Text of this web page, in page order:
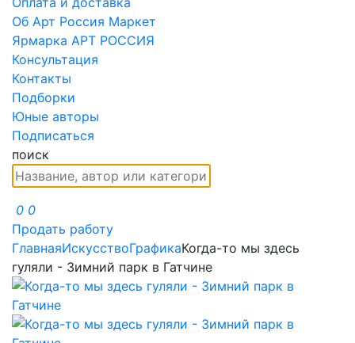
Об Арт Россия Маркет
Ярмарка АРТ РОССИЯ
Консультация
Контакты
Подборки
Юные авторы
Подписаться
поиск
0 0
Продать работу
ГлавнаяИскусствоГрафикаКогда-то мы здесь
гуляли - Зимний парк в Гатчине